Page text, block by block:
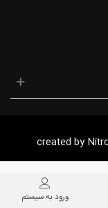
ورود به سیستم